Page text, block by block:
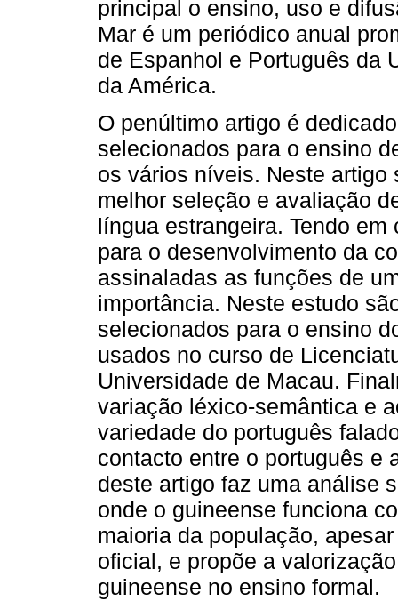
principal o ensino, uso e
Mar é um periódico anual
de Espanhol e Português da
da América.
O penúltimo artigo é
selecionados para o ensino
os vários níveis. Neste artigo
melhor seleção e avaliação
língua estrangeira. Tendo
para o desenvolvimento da
assinaladas as funções de
importância. Neste estudo
selecionados para o ensino
usados no curso de
Universidade de Macau.
variação léxico-semântica e
variedade do português
contacto entre o português e
deste artigo faz uma análise
onde o guineense funciona
maioria da população,
oficial, e propõe a
guineense no ensino formal.